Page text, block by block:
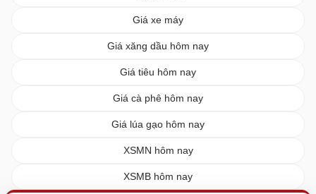
Giá xe máy
Giá xăng dầu hôm nay
Giá tiêu hôm nay
Giá cà phê hôm nay
Giá lúa gạo hôm nay
XSMN hôm nay
XSMB hôm nay